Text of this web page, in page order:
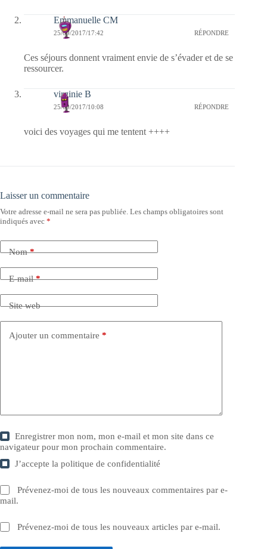
Emmanuelle CM
25/09/2017/17:42 RÉPONDRE
Ces séjours donnent vraiment envie de s’évader et de se
ressourcer.
virginie B
25/09/2017/10:08 RÉPONDRE
voici des voyages qui me tentent ++++
Laisser un commentaire
Votre adresse e-mail ne sera pas publiée. Les champs obligatoires sont
indiqués avec *
Nom*
E-mail*
Site web
Ajouter un commentaire *
Enregistrer mon nom, mon e-mail et mon site dans ce
navigateur pour mon prochain commentaire.
J’accepte lapolitique de confidentialité
Prévenez-moi de tous les nouveaux commentaires par e-
mail.
Prévenez-moi de tous les nouveaux articles par e-mail.